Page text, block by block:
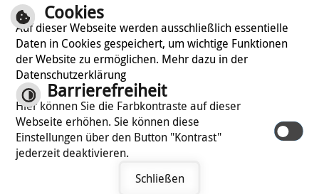
Datenschutzerklärung
optimiert für
mobile Endgeräte
©cm city media GmbH
Termin vereinbaren
Cookies
Auf dieser Webseite werden ausschließlich essentielle
Daten in Cookies gespeichert, um wichtige Funktionen
der Website zu ermöglichen. Mehr dazu in der
Datenschutzerklärung
Barrierefreiheit
Hier können Sie die Farbkontraste auf dieser
Webseite erhöhen. Sie können diese
Einstellungen über den Button "Kontrast"
jederzeit deaktivieren.
Schließen